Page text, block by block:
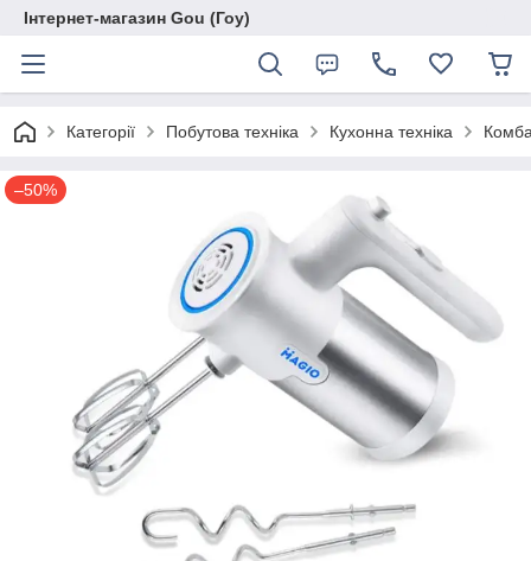
Інтернет-магазин Gou (Гоу)
Категорії Побутова техніка Кухонна техніка
–50%